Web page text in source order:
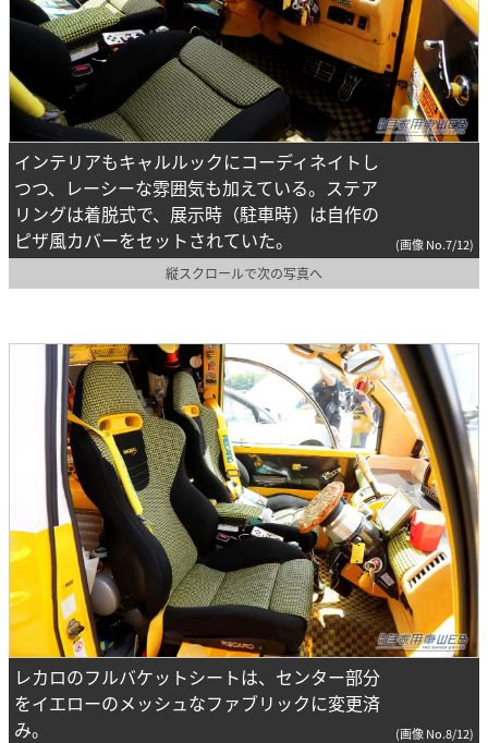
インテリアもキャルルックにコーディネイトし
つつ、レーシーな雰囲気も加えている。ステア
リングは着脱式で、展示時（駐車時）は自作の
ピザ風カバーをセットされていた。
(画像 No.7/12)
縦スクロールで次の写真へ
レカロのフルバケットシートは、センター部分
をイエローのメッシュなファブリックに変更済
み。
(画像 No.8/12)